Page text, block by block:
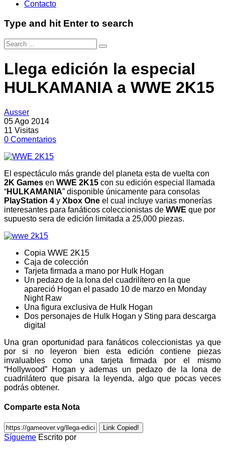
Contacto
Type and hit Enter to search
Llega edición la especial
HULKAMANIA a WWE 2K15
Ausser
05 Ago 2014
11 Visitas
0 Comentarios
El espectáculo más grande del planeta esta de vuelta con
2K Games en WWE 2K15 con su edición especial llamada
“HULKAMANIA” disponible únicamente para consolas
PlayStation 4 y Xbox One el cual incluye varias monerías
interesantes para fanáticos coleccionistas de WWE que por
supuesto sera de edición limitada a 25,000 piezas.
Copia WWE 2K15
Caja de colección
Tarjeta firmada a mano por Hulk Hogan
Un pedazo de la lona del cuadrilítero en la que
apareció Hogan el pasado 10 de marzo en Monday
Night Raw
Una figura exclusiva de Hulk Hogan
Dos personajes de Hulk Hogan y Sting para descarga
digital
Una gran oportunidad para fanáticos coleccionistas ya que
por si no leyeron bien esta edición contiene piezas
invaluables como una tarjeta firmada por el mismo
“Hollywood” Hogan y ademas un pedazo de la lona de
cuadrilátero que pisara la leyenda, algo que pocas veces
podrás obtener.
Comparte esta Nota
Link Copied!
Sígueme Escrito por